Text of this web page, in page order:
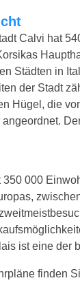
Calvi hat
Städten in
der Stadt
Hügel, die
000
ist eine der
finden